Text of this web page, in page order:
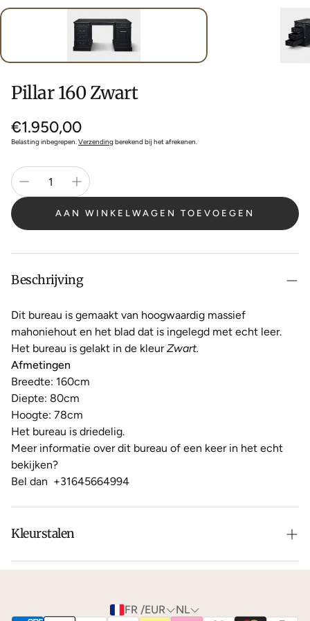
Pillar 160 Zwart
Normale
prijs
€1.950,00
Belasting inbegrepen.Verzendingberekend bij het afrekenen.
AAN WINKELWAGEN TOEVOEGEN
Beschrijving
Dit bureau is gemaakt van hoogwaardig massief
mahoniehout en het blad dat is ingelegd met echt leer.
Het bureau is gelakt in de kleurZwart.
Afmetingen
Breedte: 160cm
Diepte: 80cm
Hoogte: 78cm
Het bureau is driedelig.
Meer informatie over dit bureau of een keer in het echt
bekijken?
Bel dan +31645664994
Kleurstalen
Is de leer of hout kleur net niet zoals je het in gedachten
FR /EUR NL